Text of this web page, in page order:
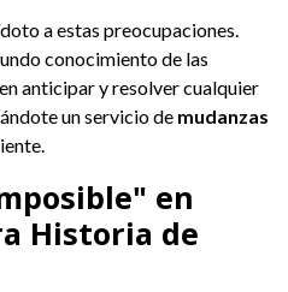
a estas preocupaciones.
conocimiento de las
anticipar y resolver cualquier
un servicio de mudanzas
en
Historia de